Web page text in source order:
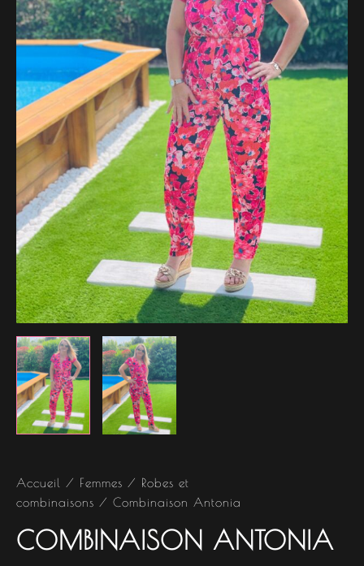
Accueil / Femmes / Robes et
combinaisons / Combinaison Antonia
COMBINAISON ANTONIA